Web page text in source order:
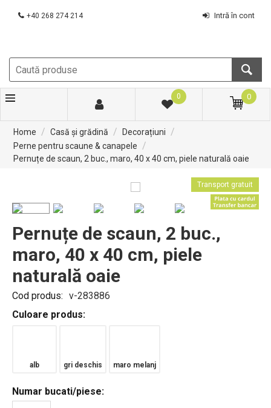
+40 268 274 214 Intră în cont
0 0
Home / Casă și grădină / Decorațiuni /
Perne pentru scaune & canapele /
Pernuțe de scaun, 2 buc., maro, 40 x 40 cm, piele naturală oaie
Transport gratuit
Pernuțe de scaun, 2 buc.,
maro, 40 x 40 cm, piele
naturală oaie
Cod produs: v-283886
Culoare produs:
alb gri deschis maro melanj
Numar bucati/piese: